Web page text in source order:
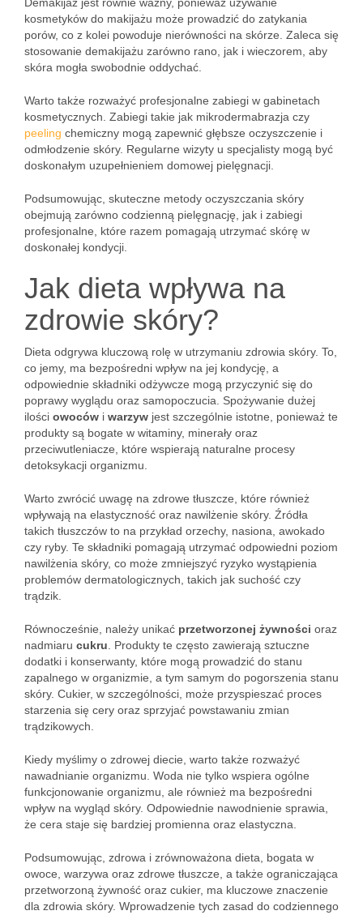
kosmetyków do makijażu może prowadzić do zatykania
porów, co z kolei powoduje nierówności na skórze. Zaleca się
stosowanie demakijażu zarówno rano, jak i wieczorem, aby
skóra mogła swobodnie oddychać.
Warto także rozważyć profesjonalne zabiegi w gabinetach
kosmetycznych. Zabiegi takie jak mikrodermabrazja czy
peeling chemiczny mogą zapewnić głębsze oczyszczenie i
odmłodzenie skóry. Regularne wizyty u specjalisty mogą być
doskonałym uzupełnieniem domowej pielęgnacji.
Podsumowując, skuteczne metody oczyszczania skóry
obejmują zarówno codzienną pielęgnację, jak i zabiegi
profesjonalne, które razem pomagają utrzymać skórę w
doskonałej kondycji.
Jak dieta wpływa na
zdrowie skóry?
Dieta odgrywa kluczową rolę w utrzymaniu zdrowia skóry. To,
co jemy, ma bezpośredni wpływ na jej kondycję, a
odpowiednie składniki odżywcze mogą przyczynić się do
poprawy wyglądu oraz samopoczucia. Spożywanie dużej
ilości owoców i warzyw jest szczególnie istotne, ponieważ te
produkty są bogate w witaminy, minerały oraz
przeciwutleniacze, które wspierają naturalne procesy
detoksykacji organizmu.
Warto zwrócić uwagę na zdrowe tłuszcze, które również
wpływają na elastyczność oraz nawilżenie skóry. Źródła
takich tłuszczów to na przykład orzechy, nasiona, awokado
czy ryby. Te składniki pomagają utrzymać odpowiedni poziom
nawilżenia skóry, co może zmniejszyć ryzyko wystąpienia
problemów dermatologicznych, takich jak suchość czy
trądzik.
Równocześnie, należy unikać przetworzonej żywności oraz
nadmiaru cukru . Produkty te często zawierają sztuczne
dodatki i konserwanty, które mogą prowadzić do stanu
zapalnego w organizmie, a tym samym do pogorszenia stanu
skóry. Cukier, w szczególności, może przyspieszać proces
starzenia się cery oraz sprzyjać powstawaniu zmian
trądzikowych.
Kiedy myślimy o zdrowej diecie, warto także rozważyć
nawadnianie organizmu. Woda nie tylko wspiera ogólne
funkcjonowanie organizmu, ale również ma bezpośredni
wpływ na wygląd skóry. Odpowiednie nawodnienie sprawia,
że cera staje się bardziej promienna oraz elastyczna.
Podsumowując, zdrowa i zrównoważona dieta, bogata w
owoce, warzywa oraz zdrowe tłuszcze, a także ograniczająca
przetworzoną żywność oraz cukier, ma kluczowe znaczenie
dla zdrowia skóry. Wprowadzenie tych zasad do codziennego